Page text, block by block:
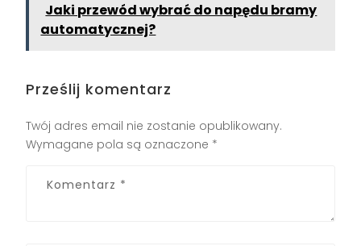
Jaki przewód wybrać do napędu bramy
automatycznej?
Prześlij komentarz
Twój adres email nie zostanie opublikowany.
Wymagane pola są oznaczone *